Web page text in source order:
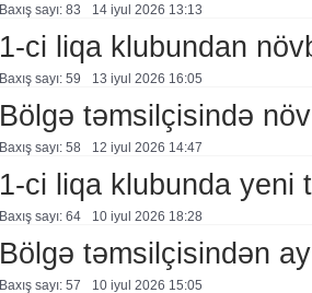
Baxış sayı: 83 14 i̇yul 2026 13:13
1-ci liqa klubundan
Baxış sayı: 59 13 i̇yul 2026 16:05
Bölgə təmsilçisində
Baxış sayı: 58 12 i̇yul 2026 14:47
1-ci liqa klubunda yeni
Baxış sayı: 64 10 i̇yul 2026 18:28
Bölgə təmsilçisindən
Baxış sayı: 57 10 i̇yul 2026 15:05